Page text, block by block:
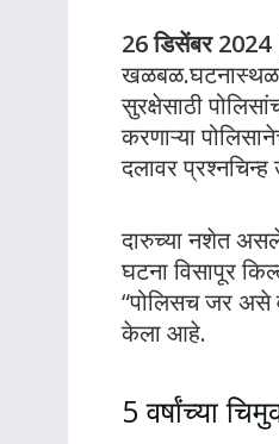
26 डिसेंबर
सुरक्षेसाठी
करणाऱ्या
दलावर
दारुच्या नशेत
घटना विसापूर
“पोलिसच जर असे
केला आहे.
5 वर्षांच्या